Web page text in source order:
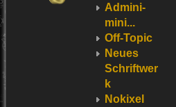
Admini-
mini...
Off-Topic
Neues
Schriftwer
k
Nokixel